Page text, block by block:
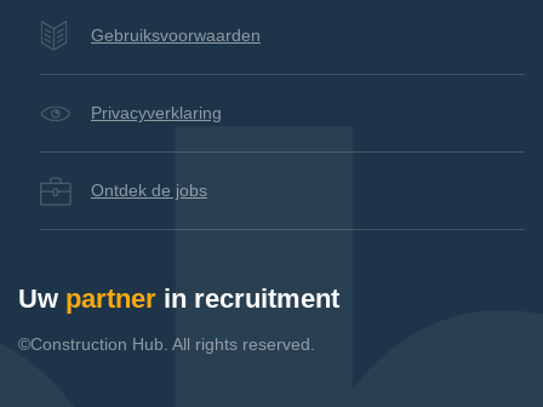
Gebruiksvoorwaarden
Privacyverklaring
Ontdek de jobs
Uw partner in recruitment
©Construction Hub. All rights reserved.